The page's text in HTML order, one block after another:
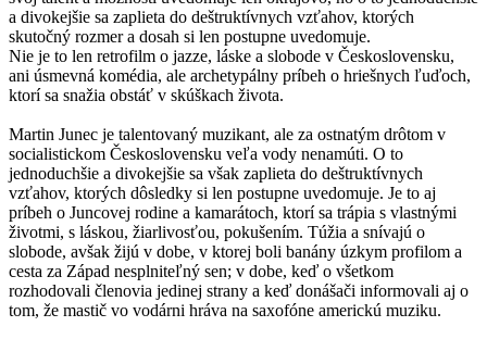
a divokejšie sa zaplieta do deštruktívnych vzťahov, ktorých
skutočný rozmer a dosah si len postupne uvedomuje.
Nie je to len retrofilm o jazze, láske a slobode v Československu,
ani úsmevná komédia, ale archetypálny príbeh o hriešnych ľuďoch,
ktorí sa snažia obstáť v skúškach života.
Martin Junec je talentovaný muzikant, ale za ostnatým drôtom v
socialistickom Československu veľa vody nenamúti. O to
jednoduchšie a divokejšie sa však zaplieta do deštruktívnych
vzťahov, ktorých dôsledky si len postupne uvedomuje. Je to aj
príbeh o Juncovej rodine a kamarátoch, ktorí sa trápia s vlastnými
životmi, s láskou, žiarlivosťou, pokušením. Túžia a snívajú o
slobode, avšak žijú v dobe, v ktorej boli banány úzkym profilom a
cesta za Západ nesplniteľný sen; v dobe, keď o všetkom
rozhodovali členovia jedinej strany a keď donášači informovali aj o
tom, že mastič vo vodárni hráva na saxofóne americkú muziku.